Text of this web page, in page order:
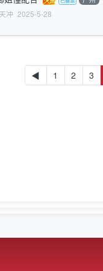
冲 2025-5-28
◀ 1 2 3